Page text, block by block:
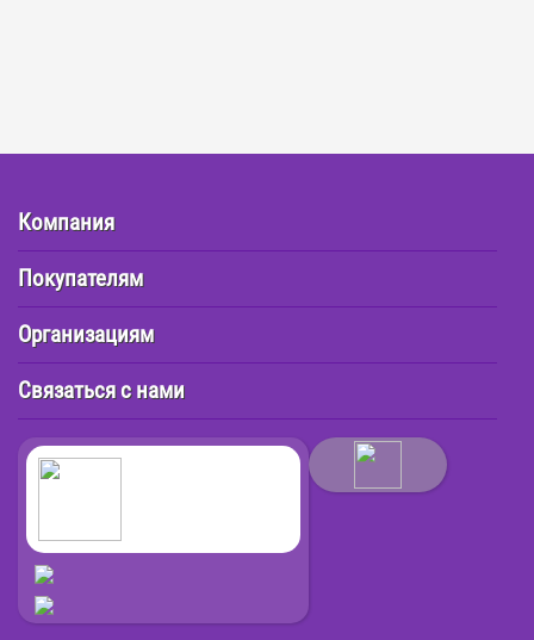
Компания
Покупателям
Организациям
Связаться с нами